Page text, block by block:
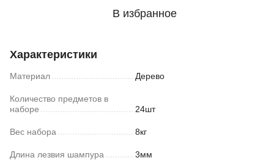
В избранное
Характеристики
Материал Дерево
Количество предметов в
наборе
24шт
Вес набора 8кг
Длина лезвия шампура 3мм